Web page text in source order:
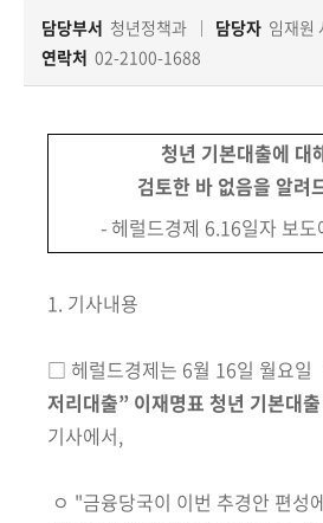
담당부서 청년정책과 담당자 임재원
연락처 02-2100-1688
청년 기본대출에 대
검토한 바 없음을 알려
- 헤럴드경제 6.16일자 보
1. 기사내용
□ 헤럴드경제는 6월 16일 월요일
저리대출” 이재명표 청년 기본대
기사에서,
ㅇ "금융당국이 이번 추경안 편성